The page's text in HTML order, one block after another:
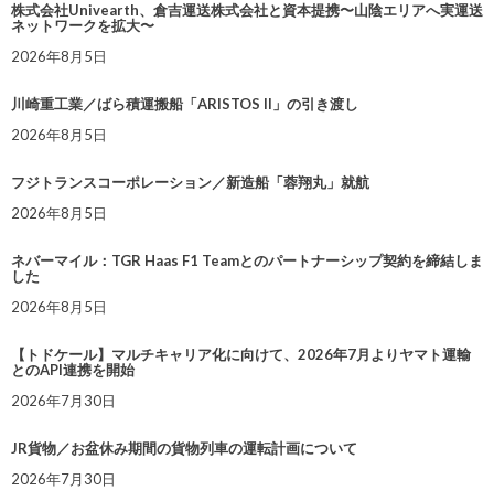
株式会社Univearth、倉吉運送株式会社と資本提携〜山陰エリアへ実運送
ネットワークを拡大〜
2026年8月5日
川崎重工業／ばら積運搬船「ARISTOS II」の引き渡し
2026年8月5日
フジトランスコーポレーション／新造船「蓉翔丸」就航
2026年8月5日
ネバーマイル：TGR Haas F1 Teamとのパートナーシップ契約を締結しま
した
2026年8月5日
【トドケール】マルチキャリア化に向けて、2026年7月よりヤマト運輸
とのAPI連携を開始
2026年7月30日
JR貨物／お盆休み期間の貨物列車の運転計画について
2026年7月30日